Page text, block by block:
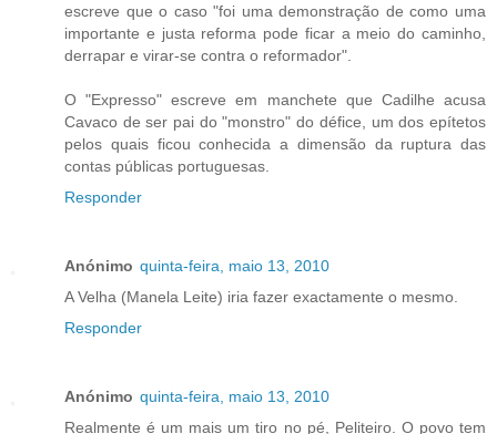
escreve que o caso "foi uma demonstração de como uma
importante e justa reforma pode ficar a meio do caminho,
derrapar e virar-se contra o reformador".
O "Expresso" escreve em manchete que Cadilhe acusa
Cavaco de ser pai do "monstro" do défice, um dos epítetos
pelos quais ficou conhecida a dimensão da ruptura das
contas públicas portuguesas.
Responder
Anónimo quinta-feira, maio 13, 2010
A Velha (Manela Leite) iria fazer exactamente o mesmo.
Responder
Anónimo quinta-feira, maio 13, 2010
Realmente é um mais um tiro no pé, Peliteiro. O povo tem